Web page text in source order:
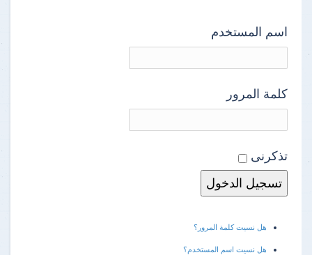
اسم المستخدم
كلمة المرور
تذكرنى
هل نسيت كلمة المرور؟
هل نسيت اسم المستخدم؟